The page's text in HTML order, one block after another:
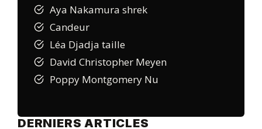
Aya Nakamura shrek
Candeur
Léa Djadja taille
David Christopher Meyen
Poppy Montgomery Nu
DERNIERS ARTICLES